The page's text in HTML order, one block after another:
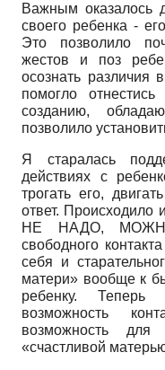
Важным оказалось
своего ребенка -
Это позволило
жестов и поз
осознать различия
помогло
созданию,
позволило
Я старалась
действиях с
трогать его,
ответ.
НЕ НАДО,
свободного
себя и
матери» вообще к
ребенку.
возможность
возможность
«счастливой